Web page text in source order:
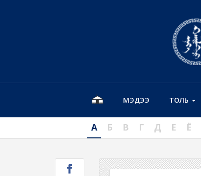
МЭДЭЭ ТОЛЬ
А Б В Г Д Е Ё